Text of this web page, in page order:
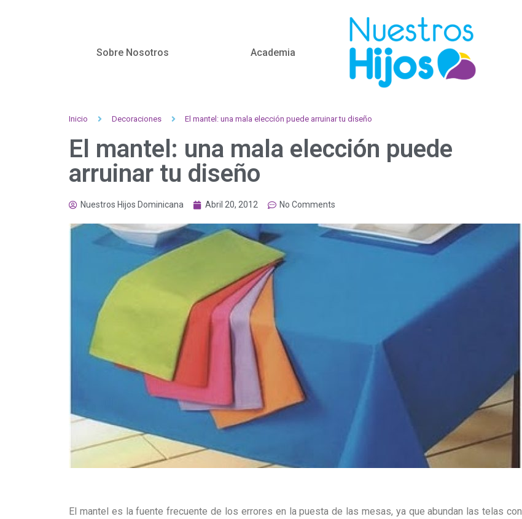
Sobre Nosotros Academia
Inicio Decoraciones El mantel: una mala elección puede arruinar tu diseño
El mantel: una mala elección puede
arruinar tu diseño
Nuestros Hijos Dominicana Abril 20, 2012 No Comments
El mantel es la fuente frecuente de los errores en la puesta de las mesas, ya que abundan las telas con